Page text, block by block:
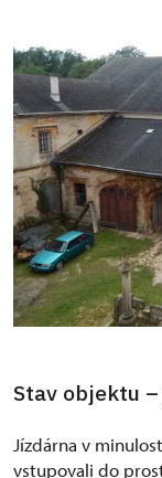
Stav objektu
Jízdárna v
vstupovali do